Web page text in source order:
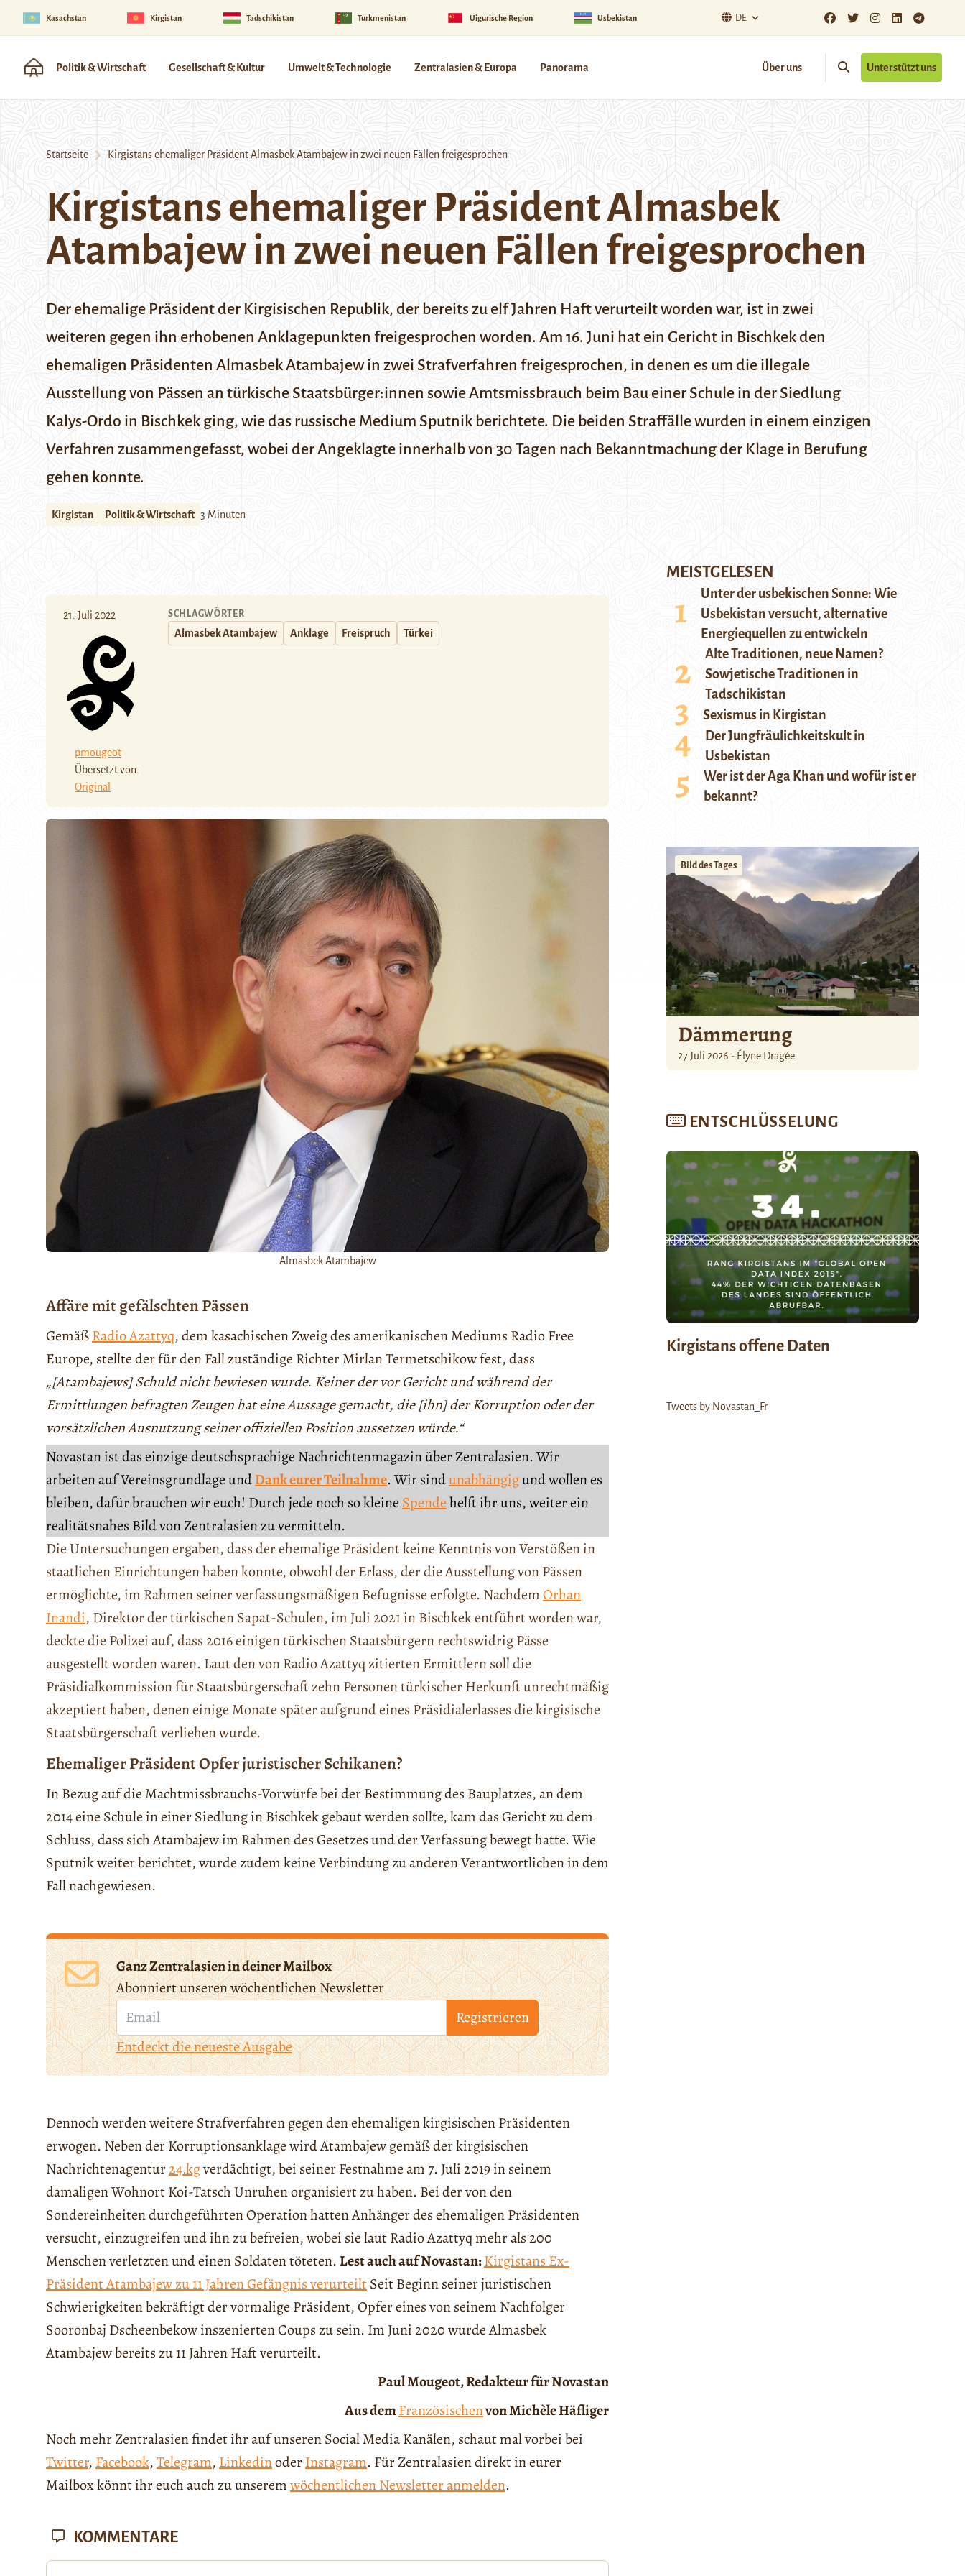
Kasachstan Kirgistan Tadschikistan Turkmenistan Uigurische Region Usbekistan DE
Politik & Wirtschaft Gesellschaft & Kultur Umwelt & Technologie Zentralasien & Europa Panorama Über uns Unterstützt uns
Startseite Kirgistans ehemaliger Präsident Almasbek Atambajew in zwei neuen Fällen freigesprochen
Kirgistans ehemaliger Präsident Almasbek
Atambajew in zwei neuen Fällen freigesprochen
Der ehemalige Präsident der Kirgisischen Republik, der bereits zu elf Jahren Haft verurteilt worden war, ist in zwei
weiteren gegen ihn erhobenen Anklagepunkten freigesprochen worden. Am 16. Juni hat ein Gericht in Bischkek den
ehemaligen Präsidenten Almasbek Atambajewin zwei Strafverfahren freigesprochen, in denen es um die illegale
Ausstellung von Pässen an türkische Staatsbürger:innen sowie Amtsmissbrauch beim Bau einer Schule in der Siedlung
Kalys-Ordo in Bischkek ging, wie das russische Medium Sputnik berichtete. Die beiden Straffälle wurden in einem einzigen
Verfahren zusammengefasst, wobei der Angeklagte innerhalb von 30 Tagen nach Bekanntmachung der Klage in Berufung
gehen konnte.
Kirgistan Politik & Wirtschaft 3 Minuten
21. Juli 2022
pmougeot
Übersetzt von:
Original
SCHLAGWÖRTER
Almasbek Atambajew Anklage Freispruch Türkei
Almasbek Atambajew
Affäre mit gefälschten Pässen
GemäßRadio Azattyq, dem kasachischen Zweig des amerikanischen Mediums Radio Free
Europe, stellte der für den Fall zuständige Richter Mirlan Termetschikow fest, dass
„[Atambajews] Schuld nicht bewiesen wurde. Keiner der vor Gericht und während der
Ermittlungen befragten Zeugen hat eine Aussage gemacht, die [ihn] der Korruption oder der
vorsätzlichen Ausnutzung seiner offiziellen Position aussetzen würde.“
Novastan ist das einzige deutschsprachige Nachrichtenmagazin über Zentralasien. Wir
arbeiten auf Vereinsgrundlage undDank eurer Teilnahme. Wir sindunabhängigund wollen es
bleiben, dafür brauchen wir euch! Durch jede noch so kleine Spendehelft ihr uns, weiter ein
realitätsnahes Bild von Zentralasien zu vermitteln.
Die Untersuchungen ergaben, dass der ehemalige Präsident keine Kenntnis von Verstößen in
staatlichen Einrichtungen haben konnte, obwohl der Erlass, der die Ausstellung von Pässen
ermöglichte, im Rahmen seiner verfassungsmäßigen Befugnisse erfolgte. NachdemOrhan
Inandi, Direktor der türkischen Sapat-Schulen, im Juli 2021 in Bischkek entführt worden war,
deckte die Polizei auf, dass 2016 einigen türkischen Staatsbürgern rechtswidrig Pässe
ausgestellt worden waren. Laut den von Radio Azattyq zitierten Ermittlern soll die
Präsidialkommission für Staatsbürgerschaft zehn Personen türkischer Herkunft unrechtmäßig
akzeptiert haben, denen einige Monate später aufgrund eines Präsidialerlasses die kirgisische
Staatsbürgerschaft verliehen wurde.
Ehemaliger Präsident Opfer juristischer Schikanen?
In Bezug auf die Machtmissbrauchs-Vorwürfe bei der Bestimmung des Bauplatzes, an dem
2014 eine Schule in einer Siedlung in Bischkek gebaut werden sollte, kam das Gericht zu dem
Schluss, dass sich Atambajew im Rahmen des Gesetzes und der Verfassung bewegt hatte. Wie
Sputnik weiter berichtet, wurde zudem keine Verbindung zu anderen Verantwortlichen in dem
Fall nachgewiesen.
Ganz Zentralasien in deiner Mailbox
Abonniert unseren wöchentlichen Newsletter
Registrieren
Entdeckt die neueste Ausgabe
Dennoch werden weitere Strafverfahren gegen den ehemaligen kirgisischen Präsidenten
erwogen. Neben der Korruptionsanklage wird Atambajew gemäß der kirgisischen
Nachrichtenagentur24.kgverdächtigt, bei seiner Festnahme am 7. Juli 2019 in seinem
damaligen Wohnort Koi-Tatsch Unruhen organisiert zu haben. Bei der von den
Sondereinheiten durchgeführten Operation hatten Anhänger des ehemaligen Präsidenten
versucht, einzugreifen und ihn zu befreien, wobei sie laut Radio Azattyq mehr als 200
Menschen verletzten und einen Soldaten töteten. Lest auch auf Novastan:Kirgistans Ex-
Präsident Atambajew zu 11 Jahren Gefängnis verurteiltSeit Beginn seiner juristischen
Schwierigkeiten bekräftigt der vormalige Präsident, Opfer eines von seinem Nachfolger
Sooronbaj Dscheenbekow inszenierten Coups zu sein. Im Juni 2020 wurde Almasbek
Atambajew bereits zu 11 Jahren Haft verurteilt.
Paul Mougeot, Redakteur für Novastan
Aus demFranzösischenvon Michèle Häfliger
Noch mehr Zentralasien findet ihr auf unseren Social Media Kanälen, schaut mal vorbei bei
Twitter, Facebook,Telegram, LinkedinoderInstagram. Für Zentralasien direkt in eurer
Mailbox könnt ihr euch auch zu unseremwöchentlichen Newsletter anmelden.
MEISTGELESEN
Unter der usbekischen Sonne: Wie
Usbekistan versucht, alternative
Energiequellen zu entwickeln
Alte Traditionen, neue Namen?
Sowjetische Traditionen in
Tadschikistan
Sexismus in Kirgistan
Der Jungfräulichkeitskult in
Usbekistan
Wer ist der Aga Khan und wofür ist er
bekannt?
Bild des Tages
Dämmerung
27 Juli 2026 - Élyne Dragée
ENTSCHLÜSSELUNG
Kirgistans offene Daten
Tweets by Novastan_Fr
KOMMENTARE